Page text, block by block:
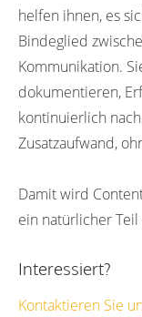
helfen ihnen, es
Bindeglied
Kommunikation.
dokumentieren,
kontinuierlich
Zusatzaufwand,
Damit wird
ein natürlicher
Interessiert?
Kontaktieren Sie